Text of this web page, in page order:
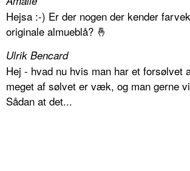
Hejsa :-) Er der nogen der kender
originale almueblå? 🤞
Ulrik Bencard
Hej - hvad nu hvis man har et forsølvet
meget af sølvet er væk, og man gerne
Sådan at det...